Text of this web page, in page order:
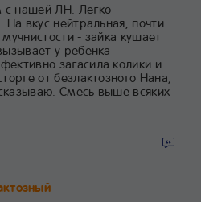
нашей ЛН. Легко
На вкус нейтральная, почти
- зайка кушает
у ребенка
загасила колики и
от безлактозного Нана,
Смесь выше всяких